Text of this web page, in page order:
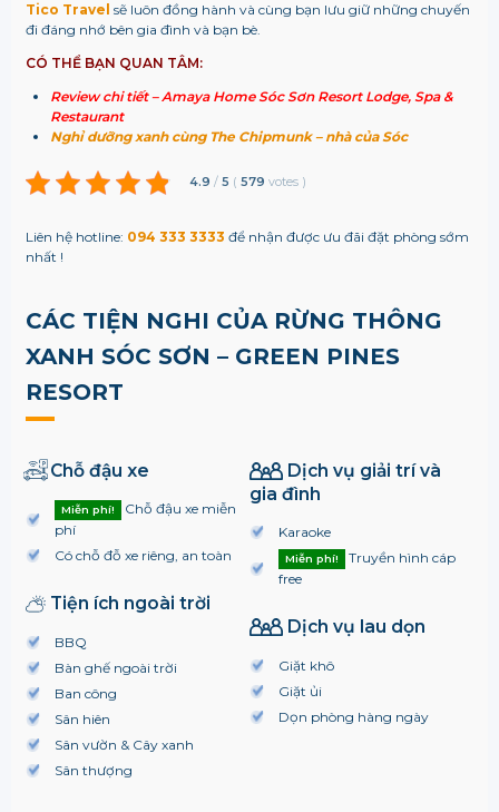
Tico Travel sẽ luôn đồng hành và cùng bạn lưu giữ những chuyến
đi đáng nhớ bên gia đình và bạn bè.
CÓ THỂ BẠN QUAN TÂM:
Review chi tiết – Amaya Home Sóc Sơn Resort Lodge, Spa &
Restaurant
Nghỉ dưỡng xanh cùng The Chipmunk – nhà của Sóc
4.9 / 5 ( 579 votes )
Liên hệ hotline: 094 333 3333 để nhận được ưu đãi đặt phòng sớm
nhất !
CÁC TIỆN NGHI CỦA RỪNG THÔNG
XANH SÓC SƠN – GREEN PINES
RESORT
Chỗ đậu xe
Miễn phí!
Chỗ đậu xe miễn
phí
Có chỗ đỗ xe riêng, an toàn
Tiện ích ngoài trời
BBQ
Bàn ghế ngoài trời
Ban công
Sân hiên
Sân vườn & Cây xanh
Sân thượng
Dịch vụ giải trí và
gia đình
Karaoke
Miễn phí!
Truyền hình cáp
free
Dịch vụ lau dọn
Giặt khô
Giặt ủi
Dọn phòng hàng ngày